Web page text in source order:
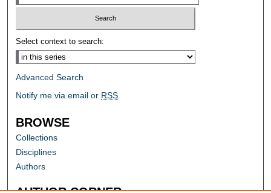
Select context to search:
Advanced Search
Notify me via email or RSS
BROWSE
Collections
Disciplines
Authors